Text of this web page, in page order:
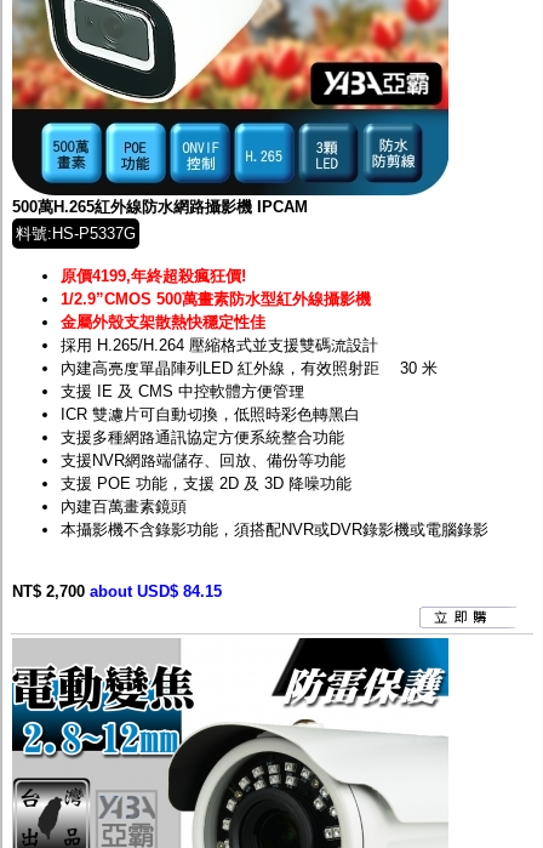
500萬H.265紅外線防水網路攝影機 IPCAM
料號:HS-P5337G
原價4199,年終超殺瘋狂價!
1/2.9”CMOS 500萬畫素防水型紅外線攝影機
金屬外殼支架散熱快穩定性佳
採用 H.265/H.264 壓縮格式並支援雙碼流設計
內建高亮度單晶陣列LED 紅外線，有效照射距離 30 米
支援 IE 及 CMS 中控軟體方便管理
ICR 雙濾片可自動切換，低照時彩色轉黑白
支援多種網路通訊協定方便系統整合功能
支援NVR網路端儲存、回放、備份等功能
支援 POE 功能，支援 2D 及 3D 降噪功能
內建百萬畫素鏡頭
本攝影機不含錄影功能，須搭配NVR或DVR錄影機或電腦錄影
NT$ 2,700 about USD$ 84.15